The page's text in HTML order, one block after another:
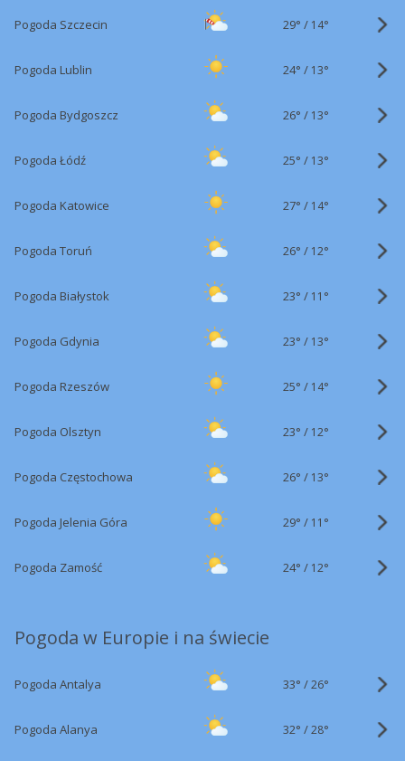
Pogoda Szczecin 29° / 14°
Pogoda Lublin 24° / 13°
Pogoda Bydgoszcz 26° / 13°
Pogoda Łódź 25° / 13°
Pogoda Katowice 27° / 14°
Pogoda Toruń 26° / 12°
Pogoda Białystok 23° / 11°
Pogoda Gdynia 23° / 13°
Pogoda Rzeszów 25° / 14°
Pogoda Olsztyn 23° / 12°
Pogoda Częstochowa 26° / 13°
Pogoda Jelenia Góra 29° / 11°
Pogoda Zamość 24° / 12°
Pogoda w Europie i na świecie
Pogoda Antalya 33° /26°
Pogoda Alanya 32° /28°